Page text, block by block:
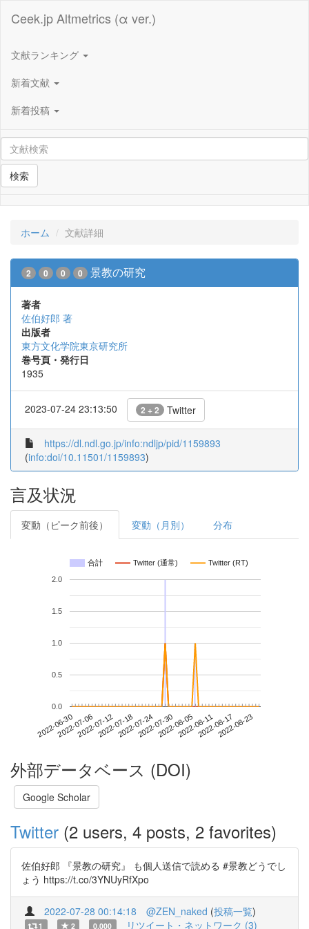
Ceek.jp Altmetrics (α ver.)
文献ランキング
新着文献
新着投稿
検索
ホーム 文献詳細
2 0 0 0 景教の研究
著者
佐伯好郎 著
出版者
東方文化学院東京研究所
巻号頁・発行日
1935
2023-07-24 23:13:50 2 + 2 Twitter
https://dl.ndl.go.jp/info:ndljp/pid/1159893
(info:doi/10.11501/1159893)
言及状況
変動（ピーク前後） 変動（月別） 分布
合計 Twitter (通常) Twitter (RT)
2022-06-302022-07-062022-07-122022-07-182022-07-242022-07-302022-08-052022-08-112022-08-172022-08-23
0.0
0.5
1.0
1.5
2.0
外部データベース (DOI)
Google Scholar
Twitter (2 users, 4 posts, 2 favorites)
佐伯好郎 『景教の研究』 も個人送信で読める #景教どうでし
ょう https://t.co/3YNUyRfXpo
2022-07-28 00:14:18 @ZEN_naked (投稿一覧)
1 2 0.000 リツイート・ネットワーク (3)